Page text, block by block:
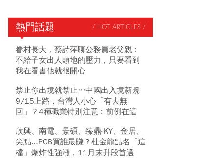
熱門話題 / HOT ARTICLES /
眷村長大，蔡詩萍聊公務員老父親：
不給子女出人頭地的壓力，只要看到
我在看書他就很開心
禁止你出境就禁止…中國出入境新規
9/15上路，台灣人小心「有去無
回」？4種職業特別注意：前例在這
欣興、南電、景碩、臻鼎-KY、金居、
尖點...PCB買誰最賺？杜金龍點名「這
檔」爆炸性強漲，11月末升段首選